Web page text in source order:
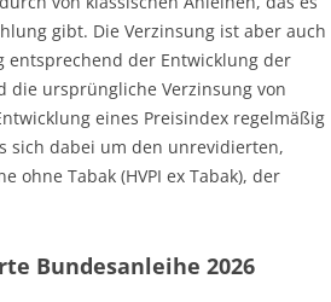
gibt. Die Verzinsung ist aber auch
der Entwicklung der
die ursprüngliche Verzinsung von
eines Preisindex regelmäßig
sich dabei um den unrevidierten,
ohne Tabak (HVPI ex Tabak), der
Bundesanleihe 2026